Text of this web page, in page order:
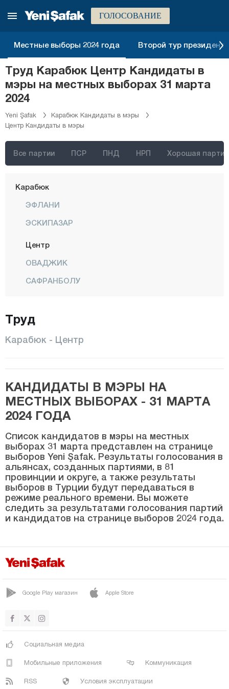
ГОЛОСОВАНИЕ
Местные выборы 2024 года Второй тур
Труд Карабюк Центр Кандидаты в
мэры на местных выборах 31 марта
2024
Yeni Şafak
Карабюк Кандидаты в мэры
Центр Кандидаты в мэры
Все партии ПСР ПНД НРП Хорошая партия
Эскишехир
Гиресун
Гюмюшхане
Хаккяри
Хатай
Ыгдыр
Кахраманмараш
Карабюк
ЭФЛАНИ
ЭСКИПАЗАР
Центр
ОВАДЖИК
САФРАНБОЛУ
Йортан
Караман
Кастамону
Кайсери
Килис
Кырыккале
Кыркларэли
Кыршехир
Коджаэли
Конья
Кютахья
Маниса
Мардин
Муш
Труд
Карабюк - Центр
КАНДИДАТЫ В МЭРЫ НА
МЕСТНЫХ ВЫБОРАХ - 31 МАРТА
2024 ГОДА
Список кандидатов в мэры на местных
выборах 31 марта представлен на странице
выборов Yeni Şafak. Результаты голосования в
альянсах, созданных партиями, в 81
провинции и округе, а также результаты
выборов в Турции будут передаваться в
режиме реального времени. Вы можете
следить за результатами голосования партий
и кандидатов на странице выборов 2024 года.
Google Play магазин Apple Store
Социальная медиа
Мобильные приложения Коммуникация
RSS Условия эксплуатации